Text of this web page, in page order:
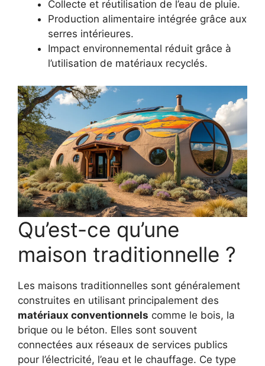
Collecte et réutilisation de l’eau de pluie.
Production alimentaire intégrée grâce aux
serres intérieures.
Impact environnemental réduit grâce à
l’utilisation de matériaux recyclés.
Qu’est-ce qu’une
maison traditionnelle ?
Les maisons traditionnelles sont généralement
construites en utilisant principalement des
matériaux conventionnels comme le bois, la
brique ou le béton. Elles sont souvent
connectées aux réseaux de services publics
pour l’électricité, l’eau et le chauffage. Ce type